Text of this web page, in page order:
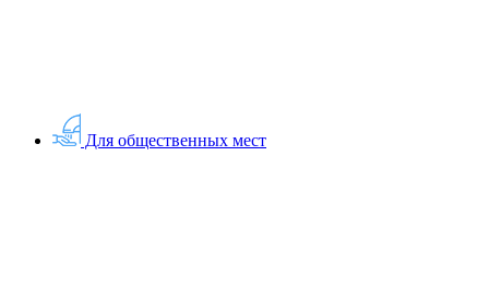
Для общественных мест